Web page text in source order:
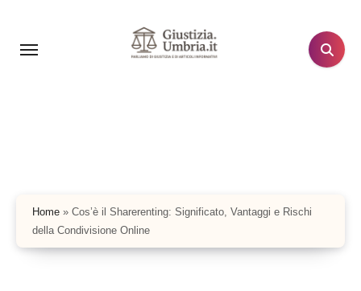
contenuto
Home » Cos’è il Sharerenting: Significato, Vantaggi e Rischi
della Condivisione Online